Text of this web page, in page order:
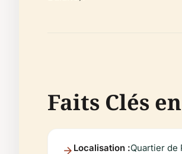
Faits Clés
Localisation :Quartier de